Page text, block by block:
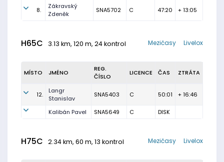
8.
Zákravský
Zdeněk
SNA5702 C 47:20 + 13:05
H65C 3.13 km, 120 m, 24 kontrol Livelox
Mezičasy
MÍSTO JMÉNO
REG.
ČÍSLO
LICENCE ČAS ZTRÁTA
12.
Langr
Stanislav
SNA5403 C 50:01 + 16:46
Kalibán Pavel SNA5649 C DISK
H75C 2.34 km, 60 m, 13 kontrol Livelox
Mezičasy